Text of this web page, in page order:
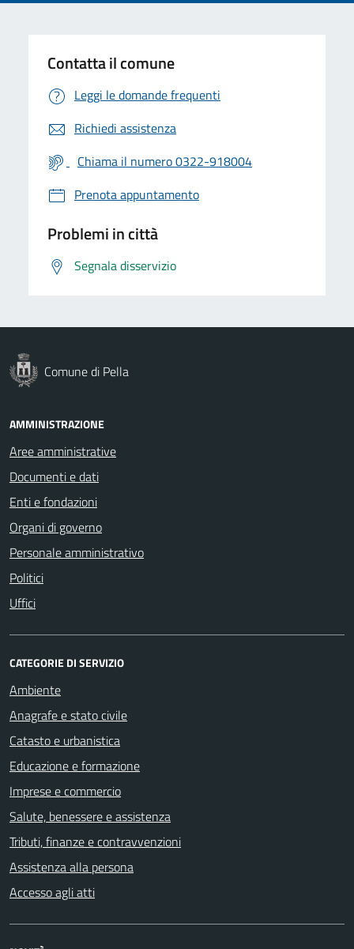
Contatta il comune
Leggi le domande frequenti
Richiedi assistenza
Chiama il numero 0322-918004
Prenota appuntamento
Problemi in città
Segnala disservizio
Comune di Pella
AMMINISTRAZIONE
Aree amministrative
Documenti e dati
Enti e fondazioni
Organi di governo
Personale amministrativo
Politici
Uffici
CATEGORIE DI SERVIZIO
Ambiente
Anagrafe e stato civile
Catasto e urbanistica
Educazione e formazione
Imprese e commercio
Salute, benessere e assistenza
Tributi, finanze e contravvenzioni
Assistenza alla persona
Accesso agli atti